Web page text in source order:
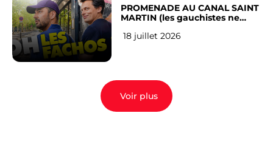
PROMENADE AU CANAL SAINT
MARTIN (les gauchistes ne
18 juillet 2026
Voir plus